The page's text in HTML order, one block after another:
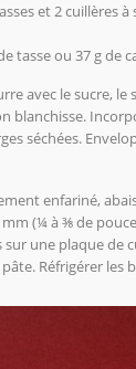
et 2 cuillères
tasse ou 37 g de
avec le sucre,
blanchisse.
séchées.
enfariné,
(¼ à ⅜ de
sur une plaque
pâte. Réfrigérer